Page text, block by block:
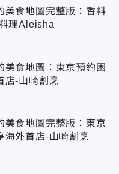
美食地圖完整版：香料
理Aleisha
美食地圖：東京預約困
店-山崎割烹
美食地圖完整版：東京
海外首店-山崎割烹